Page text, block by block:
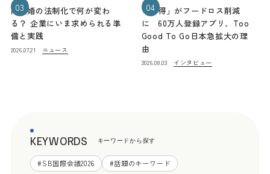
03
同性婚の法制化で何が変わ
る？ 企業にいま求められる準
備と実践
2026.07.21 ニュース
04
「お得」がフードロス削減
に 60万人登録アプリ、Too
Good To Go日本急拡大の理
由
2026.08.03 インタビュー
KEYWORDS キーワードから探す
#SB国際会議2026 #話題のキーワード